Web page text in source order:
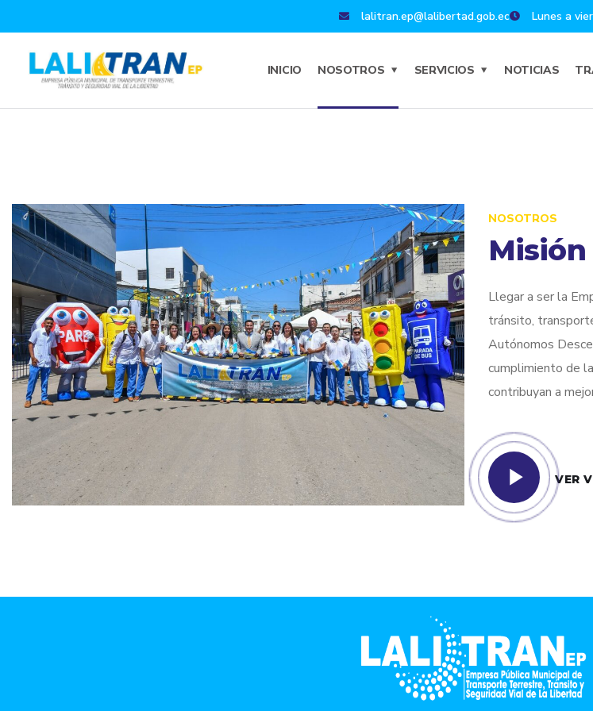
lalitran.ep@lalibertad.gob.ec Lunes a
INICIO NOSOTROS SERVICIOS NOTICIAS
NOSOTROS
Misión
Llegar a ser la
tránsito,
Autónomos
cumplimiento de
contribuyan a
VER